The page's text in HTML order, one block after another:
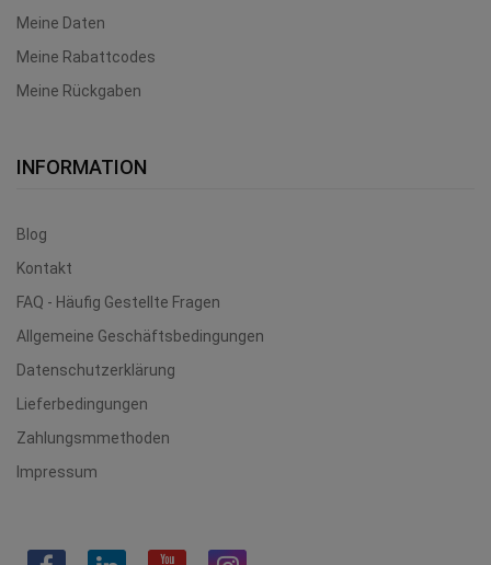
Meine Daten
Meine Rabattcodes
Meine Rückgaben
INFORMATION
Blog
Kontakt
FAQ - Häufig Gestellte Fragen
Allgemeine Geschäftsbedingungen
Datenschutzerklärung
Lieferbedingungen
Zahlungsmmethoden
Impressum